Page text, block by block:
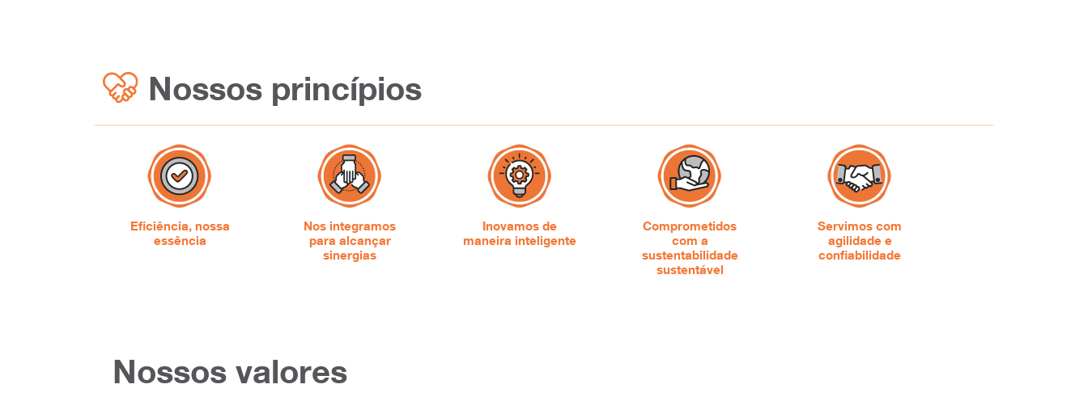
Nossos princípios
Eficiência, nossa
essência
Nos integramos
para alcançar
sinergias
Inovamos de
maneira inteligente
Comprometidos
com a
sustentabilidade
sustentável
Servimos com
agilidade e
confiabilidade
Nossos valores